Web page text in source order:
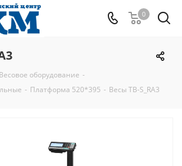
0
Весовое оборудование -
- Платформа 520*395 - Весы ТВ-S_RA3